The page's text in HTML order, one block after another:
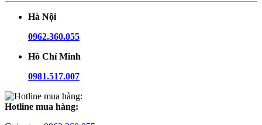
Hà Nội
0962.360.055
Hồ Chí Minh
0981.517.007
Hotline mua hàng: